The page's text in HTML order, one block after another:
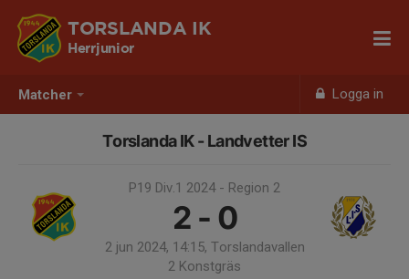
Matcher Logga in
TORSLANDA IK
Herrjunior
Torslanda IK - Landvetter IS
P19 Div.1 2024 - Region 2
2 - 0
2 jun 2024, 14:15, Torslandavallen
2 Konstgräs